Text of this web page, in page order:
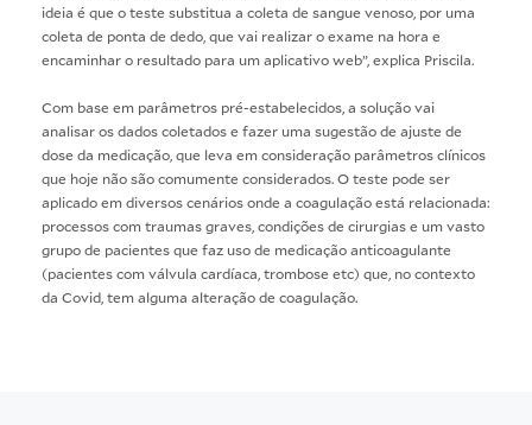
ideia é que o teste substitua a coleta de sangue venoso, por uma
coleta de ponta de dedo, que vai realizar o exame na hora e
encaminhar o resultado para um aplicativo web”, explica Priscila.
Com base em parâmetros pré-estabelecidos, a solução vai
analisar os dados coletados e fazer uma sugestão de ajuste de
dose da medicação, que leva em consideração parâmetros clínicos
que hoje não são comumente considerados. O teste pode ser
aplicado em diversos cenários onde a coagulação está relacionada:
processos com traumas graves, condições de cirurgias e um vasto
grupo de pacientes que faz uso de medicação anticoagulante
(pacientes com válvula cardíaca, trombose etc) que, no contexto
da Covid, tem alguma alteração de coagulação.